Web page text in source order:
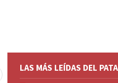
LAS MÁS LEÍDAS DEL